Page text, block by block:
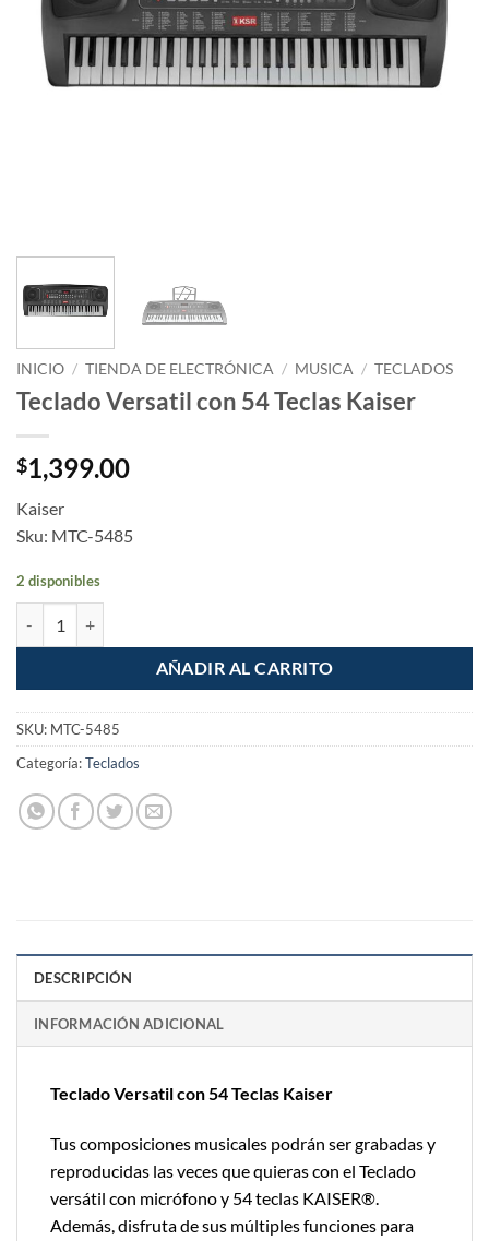
INICIO / TIENDA DE ELECTRÓNICA / MUSICA / TECLADOS
Teclado Versatil con 54 Teclas Kaiser
$1,399.00
Kaiser
Sku: MTC-5485
2 disponibles
AÑADIR AL CARRITO
SKU: MTC-5485
Categoría:Teclados
DESCRIPCIÓN
INFORMACIÓN ADICIONAL
Teclado Versatil con 54 Teclas Kaiser
Tus composiciones musicales podrán ser grabadas y
reproducidas las veces que quieras con el Teclado
versátil con micrófono y 54 teclas KAISER®.
Además, disfruta de sus múltiples funciones para